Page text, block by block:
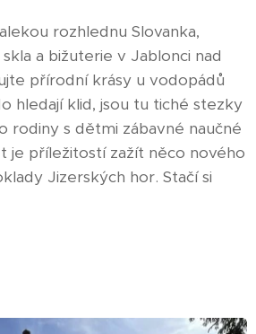
rozhlednu Slovanka,
a bižuterie v Jablonci nad
přírodní krásy u vodopádů
hledají klid, jsou tu tiché stezky
rodiny s dětmi zábavné naučné
je příležitostí zažít něco nového
Jizerských hor. Stačí si